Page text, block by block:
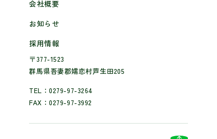
会社概要
お知らせ
採用情報
〒377-1523
群馬県吾妻郡嬬恋村芦生田205
TEL：0279-97-3264
FAX：0279-97-3992